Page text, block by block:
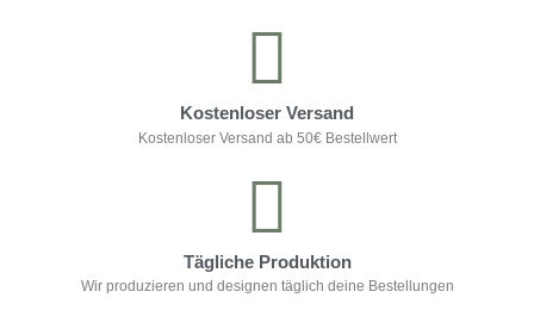
Kostenloser Versand
Kostenloser Versand ab 50€ Bestellwert
Tägliche Produktion
Wir produzieren und designen täglich deine Bestellungen